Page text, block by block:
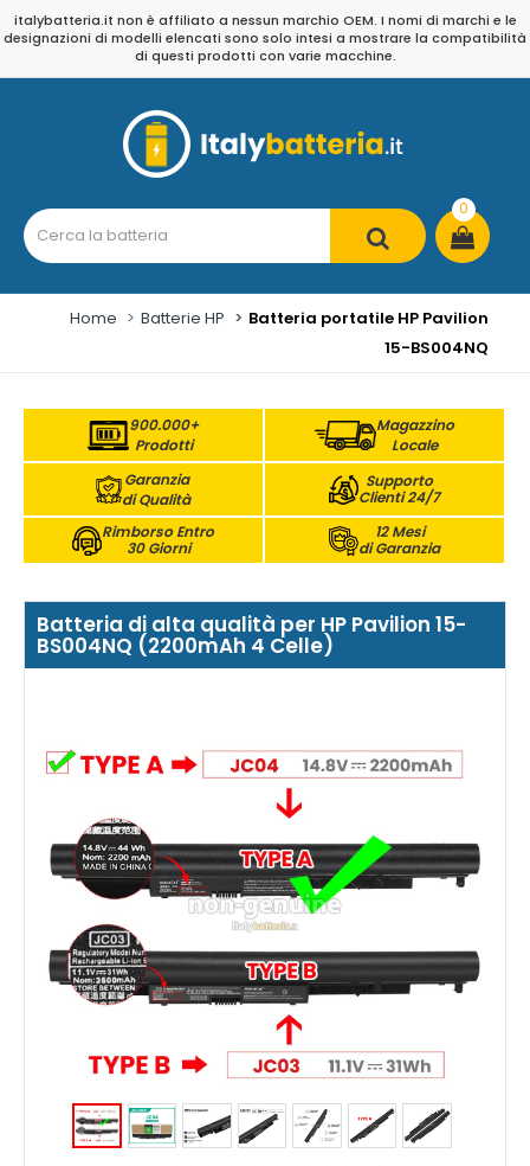
italybatteria.it non è affiliato a nessun marchio OEM. I nomi di marchi e le
designazioni di modelli elencati sono solo intesi a mostrare la compatibilità
di questi prodotti con varie macchine.
0
Home Batterie HP
Batteria portatile HP Pavilion
15-BS004NQ
900.000+
Prodotti
Magazzino
Locale
Garanzia
di Qualità
Supporto
Clienti 24/7
Rimborso Entro
30 Giorni
12 Mesi
di Garanzia
Batteria di alta qualità per HP Pavilion 15-
BS004NQ (2200mAh 4 Celle)